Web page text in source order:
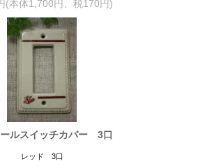
(本体1,700円、税170円)
ールスイッチカバー 3口
レッド 3口